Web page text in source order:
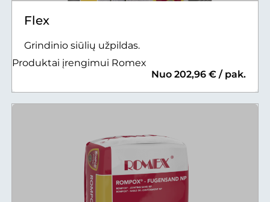
Flex
Grindinio siūlių užpildas.
Produktai įrengimui Romex
Nuo 202,96 € / pak.